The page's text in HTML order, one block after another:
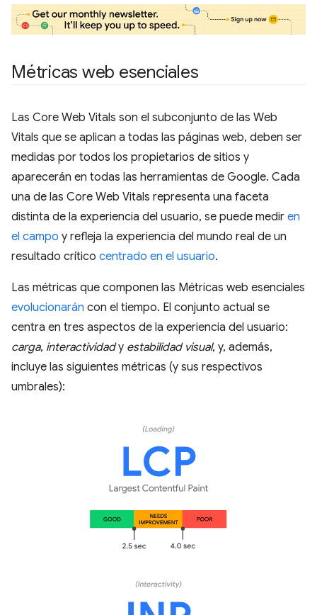
Métricas web esenciales
Las Core Web Vitals son el subconjunto de las Web
Vitals que se aplican a todas las páginas web, deben ser
medidas por todos los propietarios de sitios y
aparecerán en todas las herramientas de Google. Cada
una de las Core Web Vitals representa una faceta
distinta de la experiencia del usuario, se puede medir en
el campo y refleja la experiencia del mundo real de un
resultado crítico centrado en el usuario.
Las métricas que componen las Métricas web esenciales
evolucionarán con el tiempo. El conjunto actual se
centra en tres aspectos de la experiencia del usuario:
carga, interactividady estabilidad visual, y, además,
incluye las siguientes métricas (y sus respectivos
umbrales):